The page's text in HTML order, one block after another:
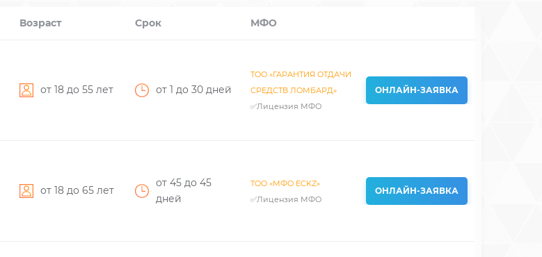
Возраст Срок МФО
от 18 до 55 лет от 1 до 30 дней
ТОО «ГАРАНТИЯ ОТДАЧИ
СРЕДСТВ ЛОМБАРД»
✅Лицензия МФО
ОНЛАЙН-ЗАЯВКА
от 18 до 65 лет
от 45 до 45
дней
ТОО «МФО ECKZ»
✅Лицензия МФО
ОНЛАЙН-ЗАЯВКА